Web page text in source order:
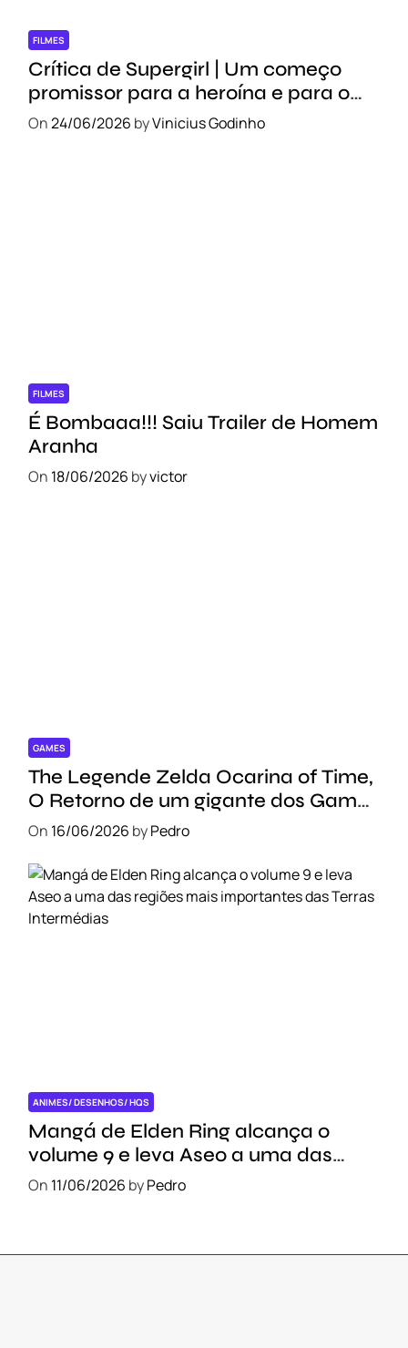
FILMES
Crítica de Supergirl | Um começo
promissor para a heroína e para o
novo DCU
On24/06/2026 byVinicius Godinho
FILMES
É Bombaaa!!! Saiu Trailer de Homem
Aranha
On 18/06/2026 byvictor
GAMES
The Legende Zelda Ocarina of Time,
O Retorno de um gigante dos Games
!!!
On 16/06/2026 byPedro
ANIMES/ DESENHOS/ HQS
Mangá de Elden Ring alcança o
volume 9 e leva Aseo a uma das
regiões mais importantes das Terras
Intermédias
On 11/06/2026 byPedro